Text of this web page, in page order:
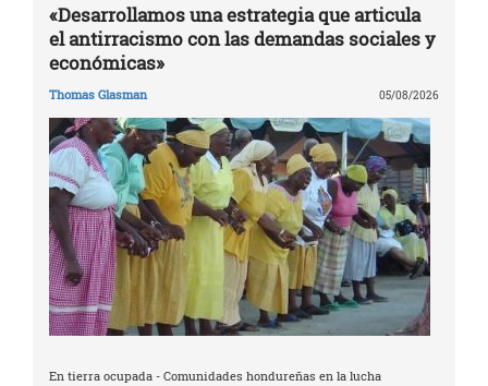
«Desarrollamos una estrategia que articula
el antirracismo con las demandas sociales y
económicas»
Thomas Glasman 05/08/2026
En tierra ocupada - Comunidades hondureñas en la lucha